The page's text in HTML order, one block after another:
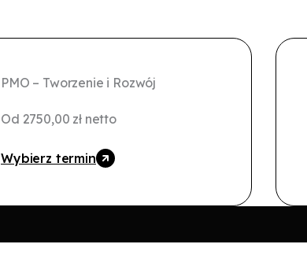
PMO – Tworzenie i Rozwój
Od 2750,00 złnetto
Wybierz termin